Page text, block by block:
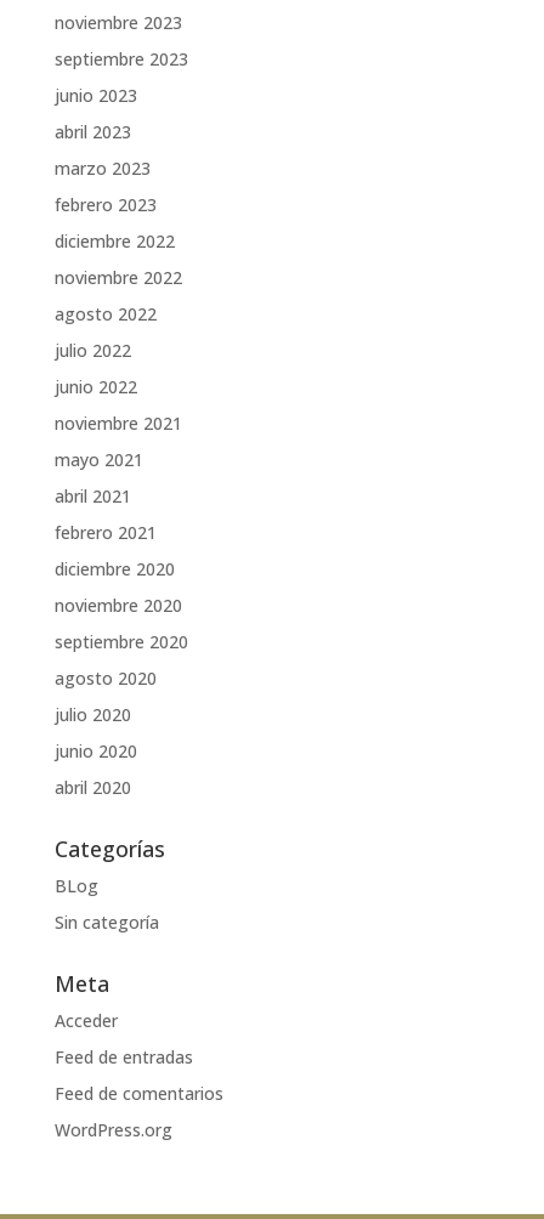
noviembre 2023
septiembre 2023
junio 2023
abril 2023
marzo 2023
febrero 2023
diciembre 2022
noviembre 2022
agosto 2022
julio 2022
junio 2022
noviembre 2021
mayo 2021
abril 2021
febrero 2021
diciembre 2020
noviembre 2020
septiembre 2020
agosto 2020
julio 2020
junio 2020
abril 2020
Categorías
BLog
Sin categoría
Meta
Acceder
Feed de entradas
Feed de comentarios
WordPress.org